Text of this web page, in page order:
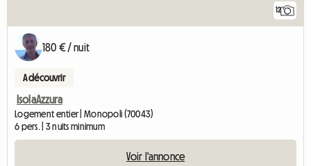
12
180 € / nuit
A découvrir
IsolaAzzura
Logement entier | Monopoli (70043)
6 pers. | 3 nuits minimum
Voir l'annonce